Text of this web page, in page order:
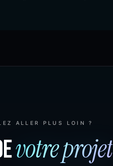
ALLER PLUS LOIN ?
votre projet